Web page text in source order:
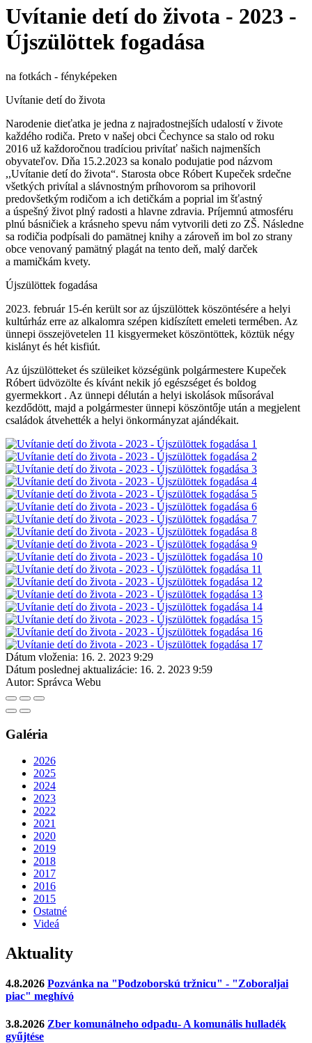
Uvítanie detí do života - 2023 -
Újszülöttek fogadása
na fotkách - fényképeken
Uvítanie detí do života
Narodenie dieťatka je jedna z najradostnejších udalostí v živote
každého rodiča. Preto v našej obci Čechynce sa stalo od roku
2016 už každoročnou tradíciou privítať našich najmenších
obyvateľov. Dňa 15.2.2023 sa konalo podujatie pod názvom
,,Uvítanie detí do života“. Starosta obce Róbert Kupeček srdečne
všetkých privítal a slávnostným príhovorom sa prihovoril
predovšetkým rodičom a ich detičkám a poprial im šťastný
a úspešný život plný radosti a hlavne zdravia. Príjemnú atmosféru
plnú básničiek a krásneho spevu nám vytvorili deti zo ZŠ. Následne
sa rodičia podpísali do pamätnej knihy a zároveň im bol zo strany
obce venovaný pamätný plagát na tento deň, malý darček
a mamičkám kvety.
Újszülöttek fogadása
2023. február 15-én került sor az újszülöttek köszöntésére a helyi
kultúrház erre az alkalomra szépen kidíszített emeleti termében. Az
ünnepi összejövetelen 11 kisgyermeket köszöntöttek, köztük négy
kislányt és hét kisfiút.
Az újszülötteket és szüleiket községünk polgármestere Kupeček
Róbert üdvözölte és kívánt nekik jó egészséget és boldog
gyermekkort . Az ünnepi délután a helyi iskolások műsorával
kezdődött, majd a polgármester ünnepi köszöntője után a megjelent
családok átvehették a helyi önkormányzat ajándékait.
Dátum vloženia: 16. 2. 2023 9:29
Dátum poslednej aktualizácie: 16. 2. 2023 9:59
Autor: Správca Webu
Galéria
2026
2025
2024
2023
2022
2021
2020
2019
2018
2017
2016
2015
Ostatné
Videá
Aktuality
4.8.2026 Pozvánka na "Podzoborskú tržnicu" - "Zoboraljai
piac" meghívó
3.8.2026 Zber komunálneho odpadu- A komunális hulladék
gyűjtése